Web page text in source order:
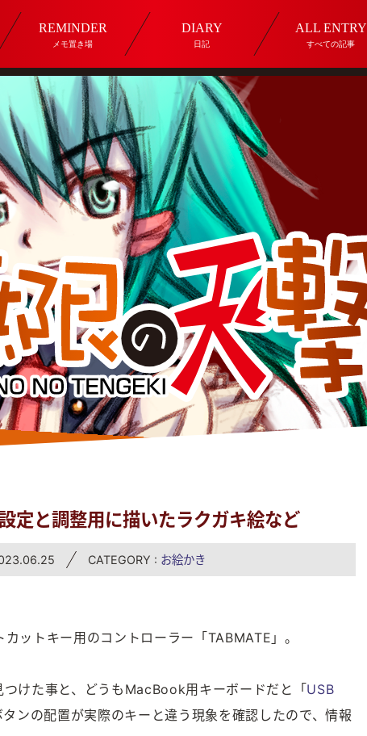
REMINDER
メモ置き場
DIARY
日記
ALL ENTRY
すべての記事
定と調整用に描いたラクガキ絵など
CATEGORY : お絵かき
ットキー用のコントローラー「TABMATE」。
けた事と、どうもMacBook用キーボードだと「 USB
タンの配置が実際のキーと違う現象を確認したので、情報